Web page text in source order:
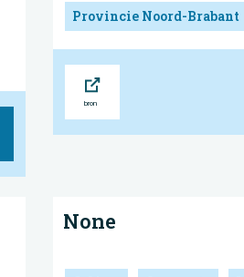
Provincie Noord-Brabant
None